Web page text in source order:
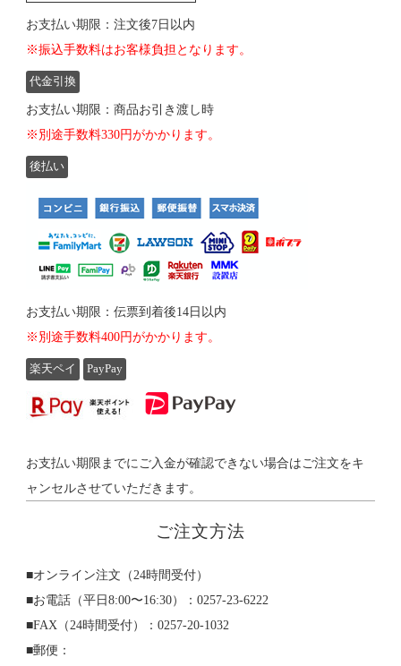
お支払い期限：注文後7日以内
※振込手数料はお客様負担となります。
代金引換
お支払い期限：商品お引き渡し時
※別途手数料330円がかかります。
後払い
お支払い期限：伝票到着後14日以内
※別途手数料400円がかかります。
楽天ペイ PayPay
お支払い期限までにご入金が確認できない場合はご注文をキ
ャンセルさせていただきます。
ご注文方法
■オンライン注文（24時間受付）
■お電話（平日8:00〜16:30）：0257-23-6222
■FAX（24時間受付）：0257-20-1032
■郵便：